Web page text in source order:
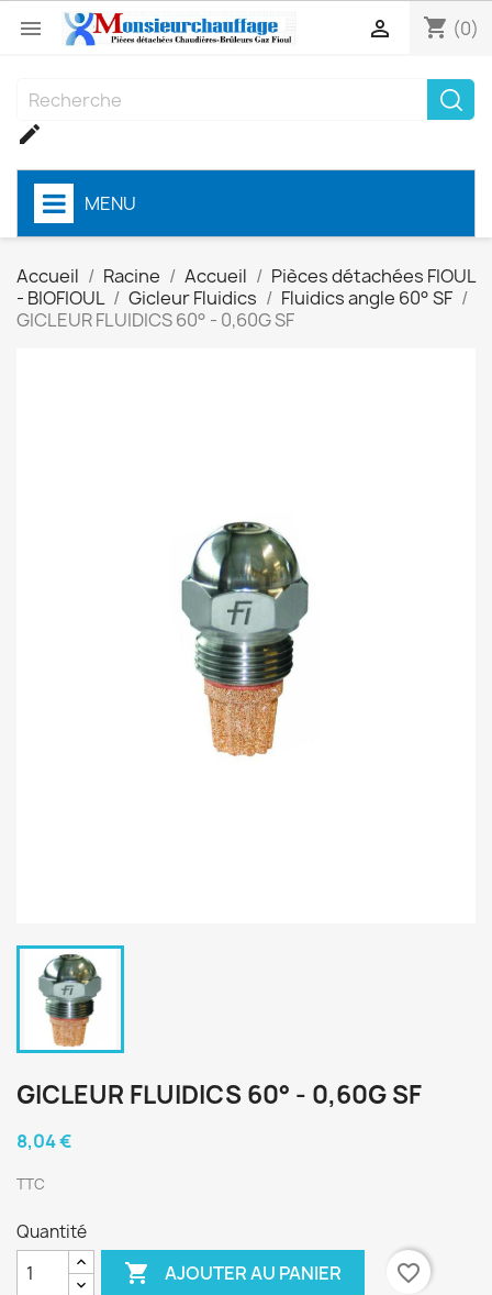
 shopping_cart (0)


MENU
Accueil Racine Accueil
Pièces détachées FIOUL
- BIOFIOUL
Gicleur Fluidics
Fluidics angle 60° SF
GICLEUR FLUIDICS 60° - 0,60G SF
GICLEUR FLUIDICS 60° - 0,60G SF
8,04 €
TTC
Quantité
 AJOUTER AU PANIER favorite_border